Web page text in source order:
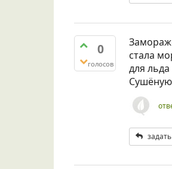
0
голосов
стала
для
Сушёную